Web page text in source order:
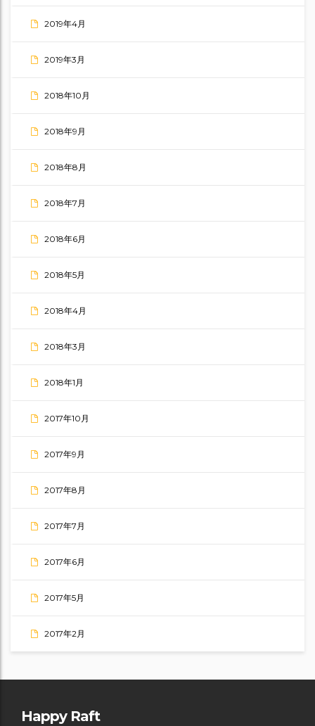
2019年4月
2019年3月
2018年10月
2018年9月
2018年8月
2018年7月
2018年6月
2018年5月
2018年4月
2018年3月
2018年1月
2017年10月
2017年9月
2017年8月
2017年7月
2017年6月
2017年5月
2017年2月
Happy Raft